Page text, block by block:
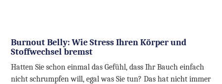
Burnout Belly: Wie Stress Ihren Körper und
Stoffwechsel bremst
Hatten Sie schon einmal das Gefühl, dass Ihr Bauch einfach
nicht schrumpfen will, egal was Sie tun? Das hat nicht immer